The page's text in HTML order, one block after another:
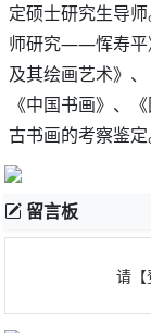
定硕士研究生导
师研究——恽寿平
及其绘画艺术》
《中国书画》、
古书画的考察鉴定
留言板
请